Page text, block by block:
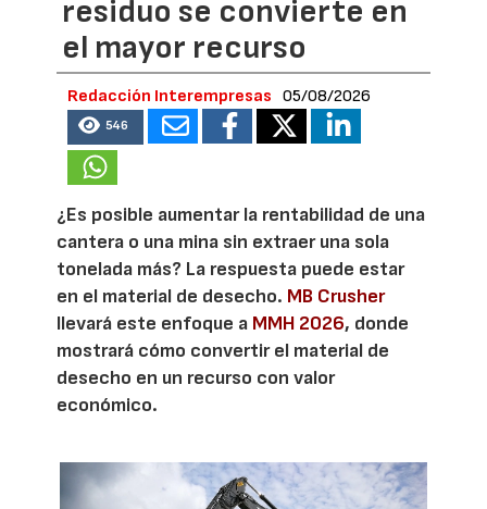
residuo se convierte en
el mayor recurso
Redacción Interempresas 05/08/2026
546
¿Es posible aumentar la rentabilidad de una
cantera o una mina sin extraer una sola
tonelada más? La respuesta puede estar
en el material de desecho. MB Crusher
llevará este enfoque a MMH 2026, donde
mostrará cómo convertir el material de
desecho en un recurso con valor
económico.